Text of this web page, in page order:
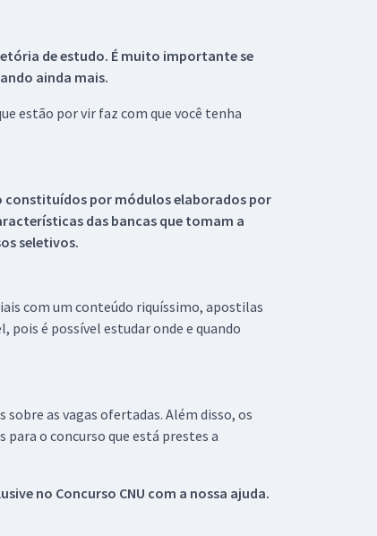
de estudo. É muito importante se
ainda mais.
estão por vir faz com que você tenha
constituídos por módulos elaborados por
das bancas que tomam a
seletivos.
com um conteúdo riquíssimo, apostilas
é possível estudar onde e quando
as vagas ofertadas. Além disso, os
o concurso que está prestes a
no Concurso CNU com a nossa ajuda.